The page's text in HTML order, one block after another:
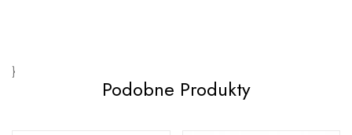
}
Podobne Produkty